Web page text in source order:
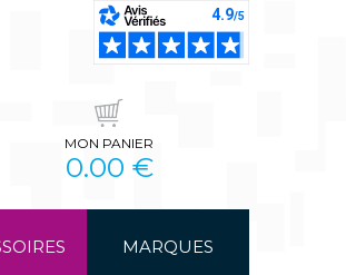
MON PANIER
0.00 €
MARQUES